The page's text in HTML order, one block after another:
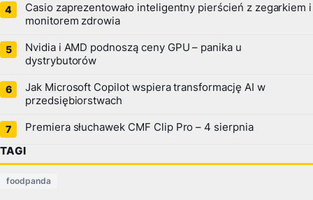
Casio zaprezentowało inteligentny pierścień z zegarkiem i
monitorem zdrowia
Nvidia i AMD podnoszą ceny GPU – panika u
dystrybutorów
Jak Microsoft Copilot wspiera transformację AI w
przedsiębiorstwach
Premiera słuchawek CMF Clip Pro – 4 sierpnia
TAGI
foodpanda